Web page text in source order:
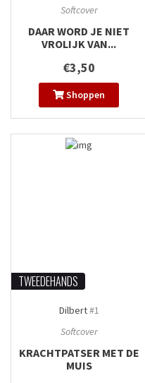
Softcover
DAAR WORD JE NIET
VROLIJK VAN...
€3,50
Shoppen
TWEEDEHANDS
Dilbert#1
Softcover
KRACHTPATSER MET DE
MUIS